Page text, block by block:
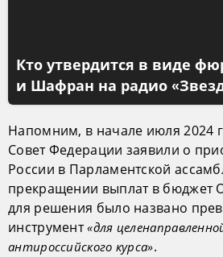
Кто утвердится в виде
и Шафран на радио
Напомним, в начале июля 2024
Совет Федерации заявили о
России в Парламентской
прекращении выплат в бюджет
для решения было названо
инструмент«для
антироссийского курса».